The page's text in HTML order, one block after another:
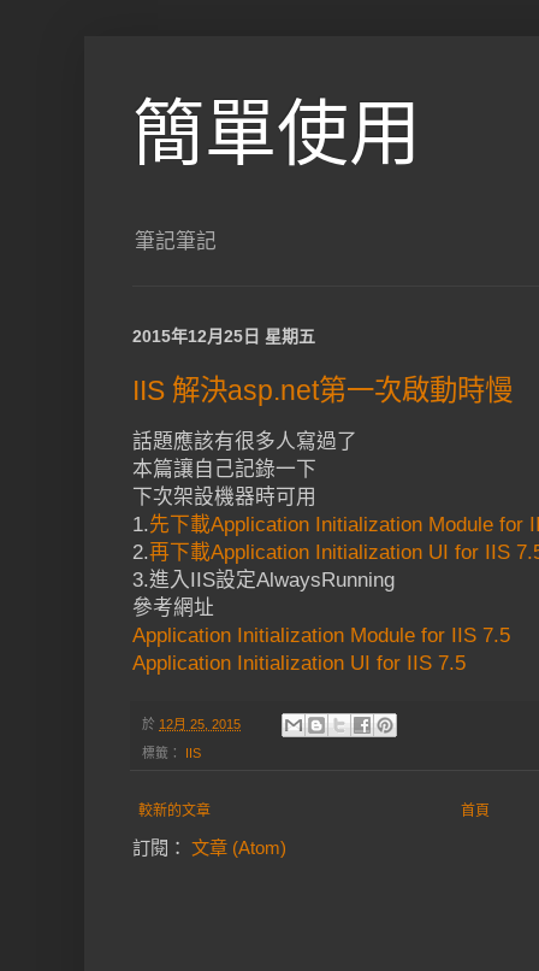
簡單使用
筆記筆記
2015年12月25日 星期五
IIS 解決asp.net第一次啟動時慢
話題應該有很多人寫過了
本篇讓自己記錄一下
下次架設機器時可用
1.先下載Application Initialization Module for
2.再下載Application Initialization UI for IIS
3.進入IIS設定AlwaysRunning
參考網址
Application Initialization Module for IIS 7.5
Application Initialization UI for IIS 7.5
於 12月 25, 2015
標籤： IIS
較新的文章 首頁
訂閱： 文章 (Atom)